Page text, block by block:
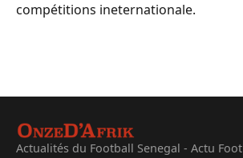
compétitions ineternationale.
Actualités du Football Senegal - Actu Foot